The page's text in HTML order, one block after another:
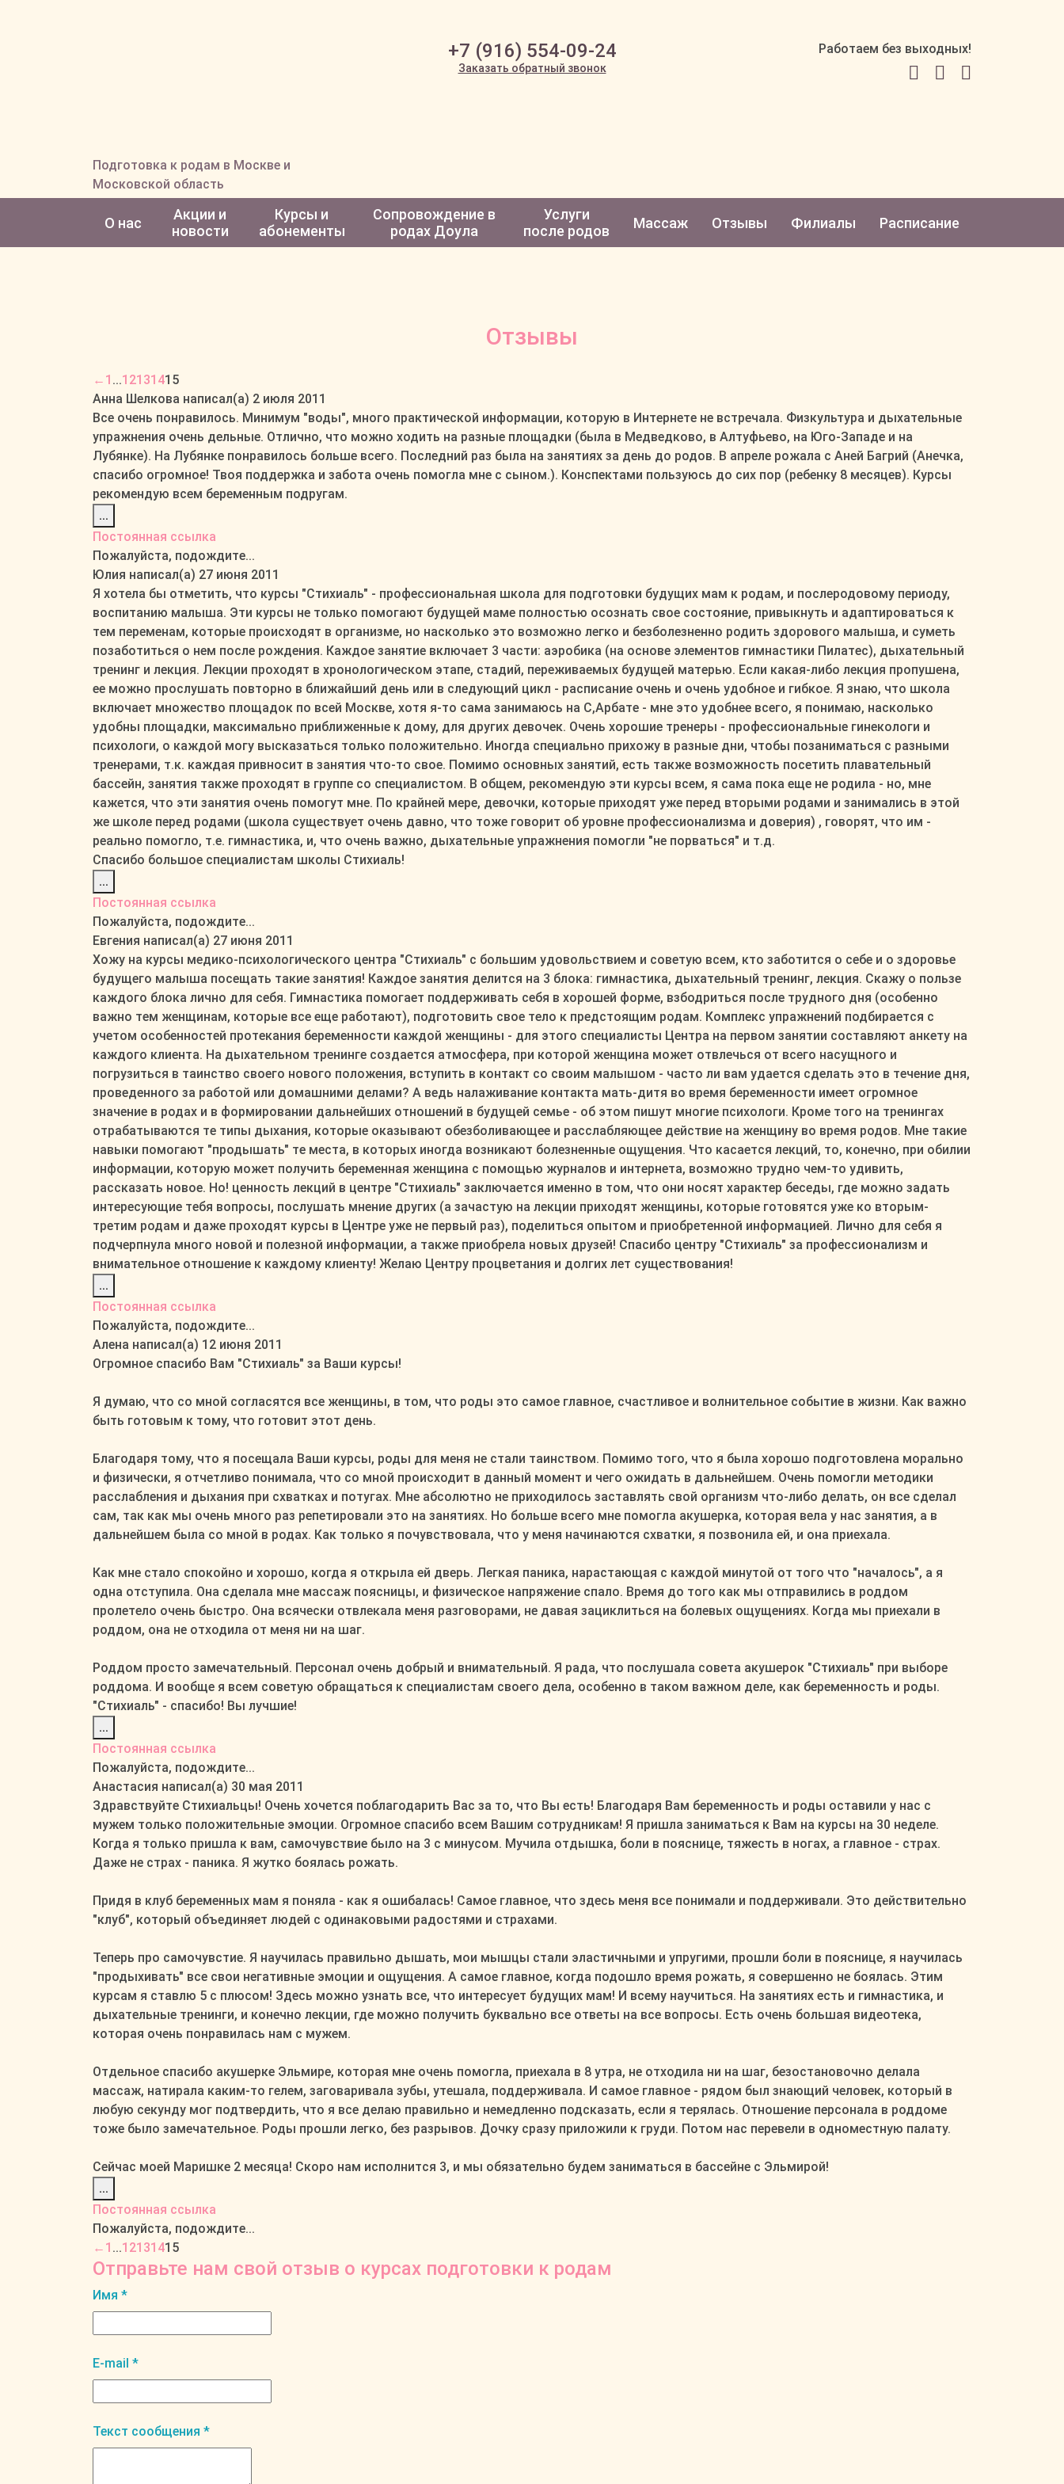
Подготовка к родам в Москве и
Московской область
+7 (916) 554-09-24
Заказать обратный звонок
Работаем без выходных!
О нас
Акции и
новости
Курсы и
абонементы
Сопровождение в
родах Доула
Услуги
после родов
Массаж Отзывы Филиалы Расписание
Отзывы
Навигация
по
списку
гостевой
книги
← 1 ...12131415
Анна Шелкова написал(а) 2 июля 2011
Все очень понравилось. Минимум "воды", много практической информации, которую в Интернете не встречала. Физкультура и дыхательные
упражнения очень дельные. Отлично, что можно ходить на разные площадки (была в Медведково, в Алтуфьево, на Юго-Западе и на
Лубянке). На Лубянке понравилось больше всего. Последний раз была на занятиях за день до родов. В апреле рожала с Аней Багрий (Анечка,
спасибо огромное! Твоя поддержка и забота очень помогла мне с сыном.). Конспектами пользуюсь до сих пор (ребенку 8 месяцев). Курсы
рекомендую всем беременным подругам.
...
этот
метабокс
в
другое
состояние.
Постоянная ссылка
Пожалуйста, подождите...
Юлия написал(а) 27 июня 2011
Я хотела бы отметить, что курсы "Стихиаль" - профессиональная школа для подготовки будущих мам к родам, и послеродовому периоду,
воспитанию малыша. Эти курсы не только помогают будущей маме полностью осознать свое состояние, привыкнуть и адаптироваться к
тем переменам, которые происходят в организме, но насколько это возможно легко и безболезненно родить здорового малыша, и суметь
позаботиться о нем после рождения. Каждое занятие включает 3 части: аэробика (на основе элементов гимнастики Пилатес), дыхательный
тренинг и лекция. Лекции проходят в хронологическом этапе, стадий, переживаемых будущей матерью. Если какая-либо лекция пропушена,
ее можно прослушать повторно в ближайший день или в следующий цикл - расписание очень и очень удобное и гибкое. Я знаю, что школа
включает множество площадок по всей Москве, хотя я-то сама занимаюсь на С,Арбате - мне это удобнее всего, я понимаю, насколько
удобны площадки, максимально приближенные к дому, для других девочек. Очень хорошие тренеры - профессиональные гинекологи и
психологи, о каждой могу высказаться только положительно. Иногда специально прихожу в разные дни, чтобы позаниматься с разными
тренерами, т.к. каждая привносит в занятия что-то свое. Помимо основных занятий, есть также возможность посетить плавательный
бассейн, занятия также проходят в группе со специалистом. В общем, рекомендую эти курсы всем, я сама пока еще не родила - но, мне
кажется, что эти занятия очень помогут мне. По крайней мере, девочки, которые приходят уже перед вторыми родами и занимались в этой
же школе перед родами (школа существует очень давно, что тоже говорит об уровне профессионализма и доверия) , говорят, что им -
реально помогло, т.е. гимнастика, и, что очень важно, дыхательные упражнения помогли "не порваться" и т.д.
Спасибо большое специалистам школы Стихиаль!
...
этот
метабокс
в
другое
состояние.
Постоянная ссылка
Пожалуйста, подождите...
Евгения написал(а) 27 июня 2011
Хожу на курсы медико-психологического центра "Стихиаль" с большим удовольствием и советую всем, кто заботится о себе и о здоровье
будущего малыша посещать такие занятия! Каждое занятия делится на 3 блока: гимнастика, дыхательный тренинг, лекция. Скажу о пользе
каждого блока лично для себя. Гимнастика помогает поддерживать себя в хорошей форме, взбодриться после трудного дня (особенно
важно тем женщинам, которые все еще работают), подготовить свое тело к предстоящим родам. Комплекс упражнений подбирается с
учетом особенностей протекания беременности каждой женщины - для этого специалисты Центра на первом занятии составляют анкету на
каждого клиента. На дыхательном тренинге создается атмосфера, при которой женщина может отвлечься от всего насущного и
погрузиться в таинство своего нового положения, вступить в контакт со своим малышом - часто ли вам удается сделать это в течение дня,
проведенного за работой или домашними делами? А ведь налаживание контакта мать-дитя во время беременности имеет огромное
значение в родах и в формировании дальнейших отношений в будущей семье - об этом пишут многие психологи. Кроме того на тренингах
отрабатываются те типы дыхания, которые оказывают обезболивающее и расслабляющее действие на женщину во время родов. Мне такие
навыки помогают "продышать" те места, в которых иногда возникают болезненные ощущения. Что касается лекций, то, конечно, при обилии
информации, которую может получить беременная женщина с помощью журналов и интернета, возможно трудно чем-то удивить,
рассказать новое. Но! ценность лекций в центре "Стихиаль" заключается именно в том, что они носят характер беседы, где можно задать
интересующие тебя вопросы, послушать мнение других (а зачастую на лекции приходят женщины, которые готовятся уже ко вторым-
третим родам и даже проходят курсы в Центре уже не первый раз), поделиться опытом и приобретенной информацией. Лично для себя я
подчерпнула много новой и полезной информации, а также приобрела новых друзей! Спасибо центру "Стихиаль" за профессионализм и
внимательное отношение к каждому клиенту! Желаю Центру процветания и долгих лет существования!
...
этот
метабокс
в
другое
Постоянная ссылка
Пожалуйста, подождите...
Алена написал(а) 12 июня 2011
Огромное спасибо Вам "Стихиаль" за Ваши курсы!
Я думаю, что со мной согласятся все женщины, в том, что роды это самое главное, счастливое и волнительное событие в жизни. Как важно
быть готовым к тому, что готовит этот день.
Благодаря тому, что я посещала Ваши курсы, роды для меня не стали таинством. Помимо того, что я была хорошо подготовлена морально
и физически, я отчетливо понимала, что со мной происходит в данный момент и чего ожидать в дальнейшем. Очень помогли методики
расслабления и дыхания при схватках и потугах. Мне абсолютно не приходилось заставлять свой организм что-либо делать, он все сделал
сам, так как мы очень много раз репетировали это на занятиях. Но больше всего мне помогла акушерка, которая вела у нас занятия, а в
дальнейшем была со мной в родах. Как только я почувствовала, что у меня начинаются схватки, я позвонила ей, и она приехала.
Как мне стало спокойно и хорошо, когда я открыла ей дверь. Легкая паника, нарастающая с каждой минутой от того что "началось", а я
одна отступила. Она сделала мне массаж поясницы, и физическое напряжение спало. Время до того как мы отправились в роддом
пролетело очень быстро. Она всячески отвлекала меня разговорами, не давая зациклиться на болевых ощущениях. Когда мы приехали в
роддом, она не отходила от меня ни на шаг.
Роддом просто замечательный. Персонал очень добрый и внимательный. Я рада, что послушала совета акушерок "Стихиаль" при выборе
роддома. И вообще я всем советую обращаться к специалистам своего дела, особенно в таком важном деле, как беременность и роды.
"Стихиаль" - спасибо! Вы лучшие!
...
этот
метабокс
в
другое
состояние.
Постоянная ссылка
Пожалуйста, подождите...
Анастасия написал(а) 30 мая 2011
Здравствуйте Стихиальцы! Очень хочется поблагодарить Вас за то, что Вы есть! Благодаря Вам беременность и роды оставили у нас с
мужем только положительные эмоции. Огромное спасибо всем Вашим сотрудникам! Я пришла заниматься к Вам на курсы на 30 неделе.
Когда я только пришла к вам, самочувствие было на 3 с минусом. Мучила отдышка, боли в пояснице, тяжесть в ногах, а главное - страх.
Даже не страх - паника. Я жутко боялась рожать.
Придя в клуб беременных мам я поняла - как я ошибалась! Самое главное, что здесь меня все понимали и поддерживали. Это действительно
"клуб", который объединяет людей с одинаковыми радостями и страхами.
Теперь про самочувстие. Я научилась правильно дышать, мои мышцы стали эластичными и упругими, прошли боли в пояснице, я научилась
"продыхивать" все свои негативные эмоции и ощущения. А самое главное, когда подошло время рожать, я совершенно не боялась. Этим
курсам я ставлю 5 с плюсом! Здесь можно узнать все, что интересует будущих мам! И всему научиться. На занятиях есть и гимнастика, и
дыхательные тренинги, и конечно лекции, где можно получить буквально все ответы на все вопросы. Есть очень большая видеотека,
которая очень понравилась нам с мужем.
Отдельное спасибо акушерке Эльмире, которая мне очень помогла, приехала в 8 утра, не отходила ни на шаг, безостановочно делала
массаж, натирала каким-то гелем, заговаривала зубы, утешала, поддерживала. И самое главное - рядом был знающий человек, который в
любую секунду мог подтвердить, что я все делаю правильно и немедленно подсказать, если я терялась. Отношение персонала в роддоме
тоже было замечательное. Роды прошли легко, без разрывов. Дочку сразу приложили к груди. Потом нас перевели в одноместную палату.
Сейчас моей Маришке 2 месяца! Скоро нам исполнится 3, и мы обязательно будем заниматься в бассейне с Эльмирой!
...
этот
метабокс
в
другое
состояние.
Постоянная ссылка
Пожалуйста, подождите...
Навигация
по
гостевой
← 1 ...12131415
Отправьте нам свой отзыв о курсах подготовки к родам
Имя *
E-mail *
Текст сообщения *